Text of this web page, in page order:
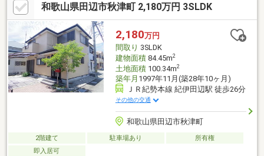
和歌山県田辺市秋津町 2,180万円 3SLDK
2,180万円
間取り 3SLDK
建物面積84.45m2
土地面積100.34m2
築年月 1997年11月(築28年10ヶ月)
ＪＲ紀勢本線 紀伊田辺駅 徒歩26分
その他の交通
和歌山県田辺市秋津町
2階建て 駐車場あり
所有権
即入居可